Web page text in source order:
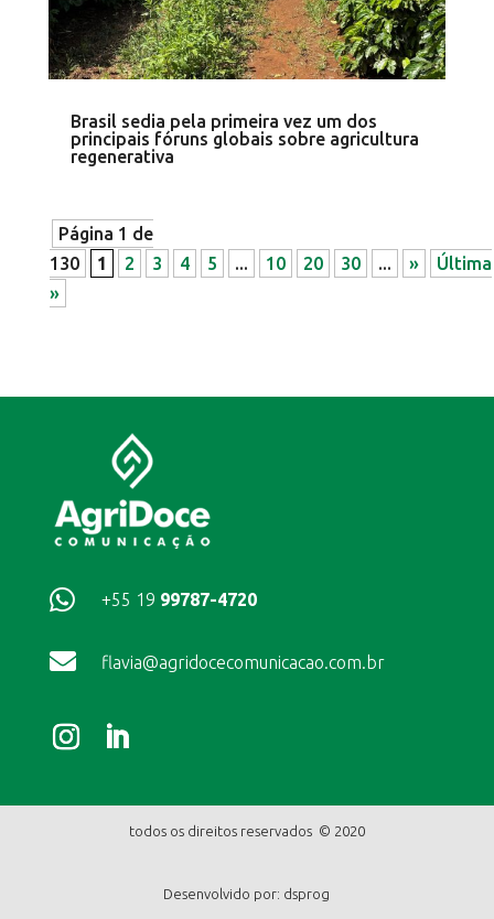
Brasil sedia pela primeira vez um dos
principais fóruns globais sobre agricultura
regenerativa
Página 1 de
130
1 2 3 4 5 ... 10 20 30 ... »
Última
»
 +55 19 99787-4720
 flavia@agridocecomunicacao.com.br
todos os direitos reservados © 2020
Desenvolvido por: dsprog